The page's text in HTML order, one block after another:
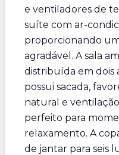
e ventiladores de
suíte com ar-
proporcionando
agradável. A sala
distribuída em dois
possui sacada,
natural e
perfeito para
relaxamento. A
de jantar para seis